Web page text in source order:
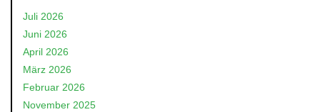
Juli 2026
Juni 2026
April 2026
März 2026
Februar 2026
November 2025